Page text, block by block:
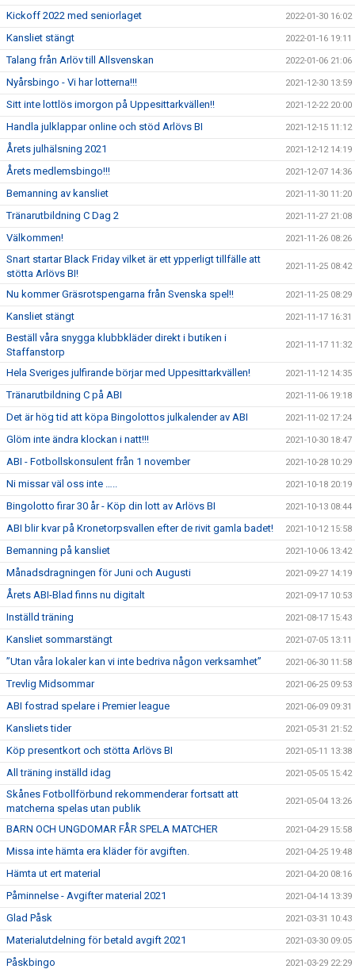
Kickoff 2022 med seniorlaget 2022-01-30 16:02
Kansliet stängt 2022-01-16 19:11
Talang från Arlöv till Allsvenskan 2022-01-06 21:06
Nyårsbingo - Vi har lotterna!!! 2021-12-30 13:59
Sitt inte lottlös imorgon på Uppesittarkvällen!! 2021-12-22 20:00
Handla julklappar online och stöd Arlövs BI 2021-12-15 11:12
Årets julhälsning 2021 2021-12-12 14:19
Årets medlemsbingo!!! 2021-12-07 14:36
Bemanning av kansliet 2021-11-30 11:20
Tränarutbildning C Dag 2 2021-11-27 21:08
Välkommen! 2021-11-26 08:26
Snart startar Black Friday vilket är ett ypperligt tillfälle att
stötta Arlövs BI!
2021-11-25 08:42
Nu kommer Gräsrotspengarna från Svenska spel!! 2021-11-25 08:29
Kansliet stängt 2021-11-17 16:31
Beställ våra snygga klubbkläder direkt i butiken i
Staffanstorp
2021-11-17 11:32
Hela Sveriges julfirande börjar med Uppesittarkvällen! 2021-11-12 14:35
Tränarutbildning C på ABI 2021-11-06 19:18
Det är hög tid att köpa Bingolottos julkalender av ABI 2021-11-02 17:24
Glöm inte ändra klockan i natt!!! 2021-10-30 18:47
ABI - Fotbollskonsulent från 1 november 2021-10-28 10:29
Ni missar väl oss inte ….. 2021-10-18 20:19
Bingolotto firar 30 år - Köp din lott av Arlövs BI 2021-10-13 08:44
ABI blir kvar på Kronetorpsvallen efter de rivit gamla badet! 2021-10-12 15:58
Bemanning på kansliet 2021-10-06 13:42
Månadsdragningen för Juni och Augusti 2021-09-27 14:19
Årets ABI-Blad finns nu digitalt 2021-09-17 10:53
Inställd träning 2021-08-17 15:43
Kansliet sommarstängt 2021-07-05 13:11
”Utan våra lokaler kan vi inte bedriva någon verksamhet” 2021-06-30 11:58
Trevlig Midsommar 2021-06-25 09:53
ABI fostrad spelare i Premier league 2021-06-09 09:31
Kansliets tider 2021-05-31 21:52
Köp presentkort och stötta Arlövs BI 2021-05-11 13:38
All träning inställd idag 2021-05-05 15:42
Skånes Fotbollförbund rekommenderar fortsatt att
matcherna spelas utan publik
2021-05-04 13:26
BARN OCH UNGDOMAR FÅR SPELA MATCHER 2021-04-29 15:58
Missa inte hämta era kläder för avgiften. 2021-04-25 19:48
Hämta ut ert material 2021-04-20 08:16
Påminnelse - Avgifter material 2021 2021-04-14 13:39
Glad Påsk 2021-03-31 10:43
Materialutdelning för betald avgift 2021 2021-03-30 09:05
Påskbingo 2021-03-29 22:29